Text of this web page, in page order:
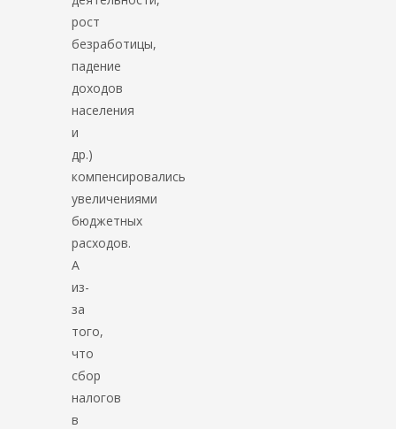
рост
безработицы,
падение
доходов
населения
и
др.)
компенсировались
увеличениями
бюджетных
расходов.
А
из-
за
того,
что
сбор
налогов
в